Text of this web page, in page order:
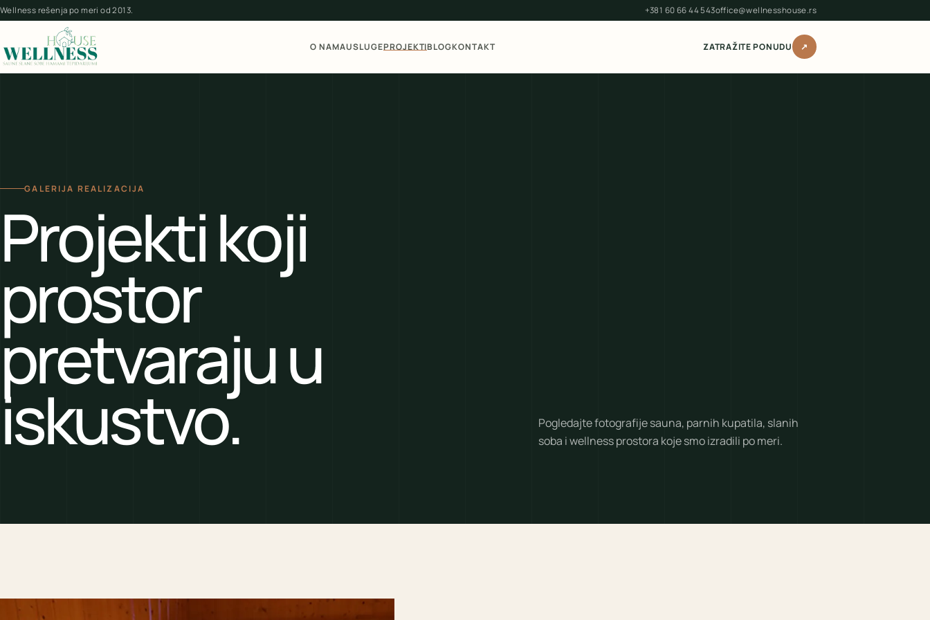
Wellness rešenja po meri od 2013. +381 60 66 44 543office@wellnesshouse.rs
O NAMAUSLUGEPROJEKTIBLOGKONTAKT ZATRAŽITE PONUDU ↗
GALERIJA REALIZACIJA
Projekti koji
prostor
pretvaraju u
iskustvo.
Pogledajte fotografije sauna, parnih kupatila, slanih
soba i wellness prostora koje smo izradili po meri.